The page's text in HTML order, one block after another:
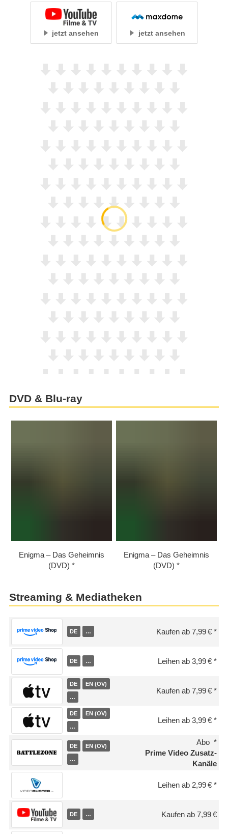
jetzt ansehen jetzt ansehen
DVD & Blu-ray
Enigma – Das Geheimnis
(DVD)
Enigma – Das Geheimnis
(DVD)
Streaming & Mediatheken
DE … Kaufen ab 7,99 €
DE … Leihen ab 3,99 €
DE EN (OV)
…
Kaufen ab 7,99 €
DE EN (OV)
…
Leihen ab 3,99 €
DE EN (OV)
…
Abo
Prime Video Zusatz-
Kanäle
Leihen ab 2,99 €
DE … Kaufen ab 7,99 €